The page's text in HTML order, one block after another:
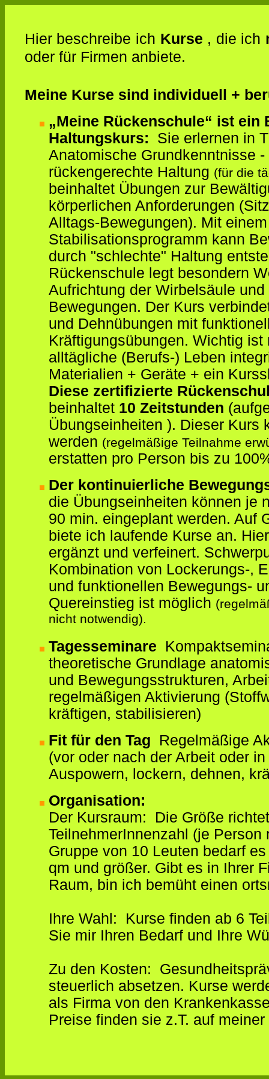
Hier beschreibe ich Kurse , die ich
oder für Firmen anbiete.
Meine Kurse sind individuell +
„Meine Rückenschule“ ist ein
Haltungskurs: Sie erlernen in
Anatomische Grundkenntnisse
rückengerechte Haltung (für die
beinhaltet Übungen zur
körperlichen Anforderungen
Alltags-Bewegungen). Mit
Stabilisationsprogramm kann
durch "schlechte" Haltung
Rückenschule legt besondern
Aufrichtung der Wirbelsäule
Bewegungen. Der Kurs
und Dehnübungen mit
Kräftigungsübungen. Wichtig
alltägliche (Berufs-) Leben
Materialien + Geräte + ein
Diese zertifizierte
beinhaltet 10 Zeitstunden
Übungseinheiten ). Dieser Kurs
werden (regelmäßige Teilnahme
erstatten pro Person bis zu
Der kontinuierliche
die Übungseinheiten können je
90 min. eingeplant werden. Auf
biete ich laufende Kurse an.
ergänzt und verfeinert.
Kombination von Lockerungs-,
und funktionellen Bewegungs-
Quereinstieg ist möglich
nicht notwendig).
Tagesseminare
theoretische Grundlage
und Bewegungsstrukturen,
regelmäßigen Aktivierung
kräftigen, stabilisieren)
Fit für den Tag Regelmäßige
(vor oder nach der Arbeit oder
Auspowern, lockern, dehnen,
Organisation:
Der Kursraum: Die Größe
TeilnehmerInnenzahl (je
Gruppe von 10 Leuten bedarf
qm und größer. Gibt es in Ihrer
Raum, bin ich bemüht einen
Ihre Wahl: Kurse finden ab 6
Sie mir Ihren Bedarf und Ihre
Zu den Kosten:
steuerlich absetzen. Kurse
als Firma von den
Preise finden sie z.T. auf